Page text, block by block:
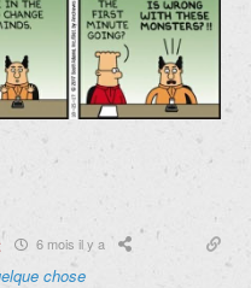
6 mois il y a
chose